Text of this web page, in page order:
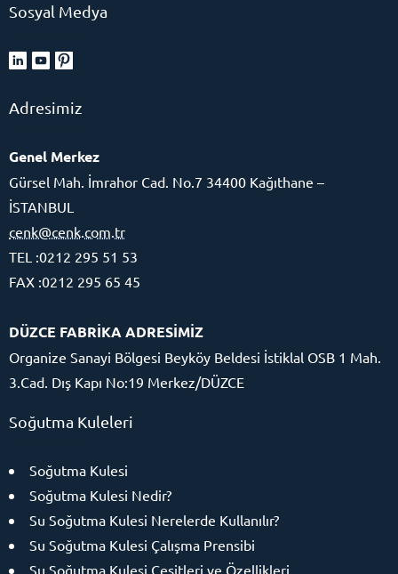
Sosyal Medya
Adresimiz
Genel Merkez
Gürsel Mah. İmrahor Cad. No.7 34400 Kağıthane –
İSTANBUL
cenk@cenk.com.tr
TEL :0212 295 51 53
FAX :0212 295 65 45
DÜZCE FABRİKA ADRESİMİZ
Organize Sanayi Bölgesi Beyköy Beldesi İstiklal OSB 1 Mah.
3.Cad. Dış Kapı No:19 Merkez/DÜZCE
Soğutma Kuleleri
Soğutma Kulesi
Soğutma Kulesi Nedir?
Su Soğutma Kulesi Nerelerde Kullanılır?
Su Soğutma Kulesi Çalışma Prensibi
Su Soğutma Kulesi Çeşitleri ve Özellikleri